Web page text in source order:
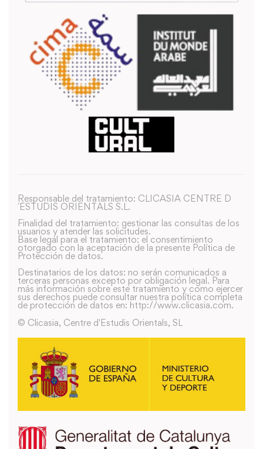
Responsable del tratamiento: CLICASIA CENTRE D
´ESTUDIS ORIENTALS S.L.
Finalidad del tratamiento: gestionar las consultas de los
usuarios y atender las solicitudes.
Base legal para el tratamiento: el consentimiento
otorgado con la aceptación de la presente Política de
Protección de datos.
Destinatarios de los datos: no serán comunicados a
terceras personas excepto por obligación legal. Para
más información sobre este tratamiento y como ejercer
sus derechos puede consultar nuestra política completa
de protección de datos en: http://www.clicasia.com.
© Clicasia, Centre d'Estudis Orientals, SL